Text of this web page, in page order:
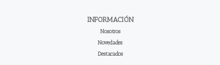
INFORMACIÓN
Nosotros
Novedades
Destacados